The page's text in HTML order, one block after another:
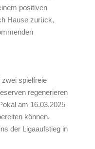
positiven
Hause zurück,
spielfreie
regenerieren
am 16.03.2025
können.
der Ligaaufstieg in